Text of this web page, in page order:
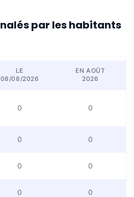
par les habitants
LE
08/08/2026
EN AOÛT
2026
0 0
0 0
0 0
0 0